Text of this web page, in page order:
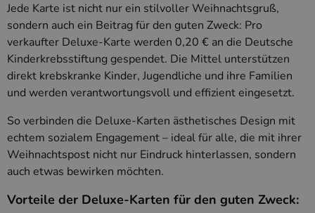
Jede Karte ist nicht nur ein stilvoller Weihnachtsgruß,
sondern auch ein Beitrag für den guten Zweck: Pro
verkaufter Deluxe-Karte werden 0,20 € an die Deutsche
Kinderkrebsstiftung gespendet. Die Mittel unterstützen
direkt krebskranke Kinder, Jugendliche und ihre Familien
und werden verantwortungsvoll und effizient eingesetzt.
So verbinden die Deluxe-Karten ästhetisches Design mit
echtem sozialem Engagement – ideal für alle, die mit ihrer
Weihnachtspost nicht nur Eindruck hinterlassen, sondern
auch etwas bewirken möchten.
Vorteile der Deluxe-Karten für den guten Zweck: